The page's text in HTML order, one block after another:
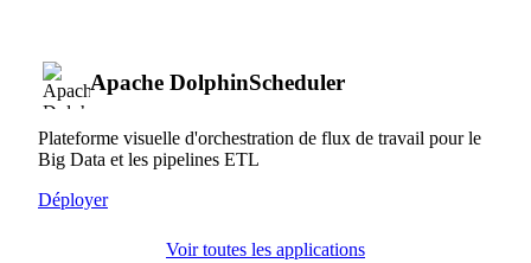
Apache DolphinScheduler
Plateforme visuelle d'orchestration de flux de travail pour le
Big Data et les pipelines ETL
Déployer
Voir toutes les applications